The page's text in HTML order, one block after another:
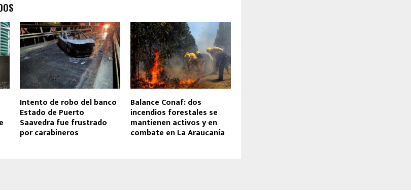
Intento de robo del banco
Estado de Puerto
Saavedra fue frustrado
por carabineros
Balance Conaf: dos
incendios forestales se
mantienen activos y en
combate en La Araucanía